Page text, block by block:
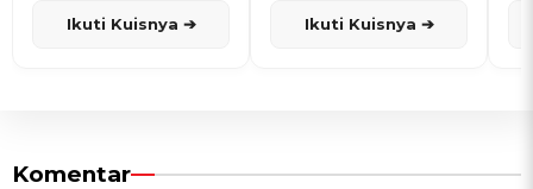
Ikuti Kuisnya ➔ Ikuti Kuisnya ➔
Komentar